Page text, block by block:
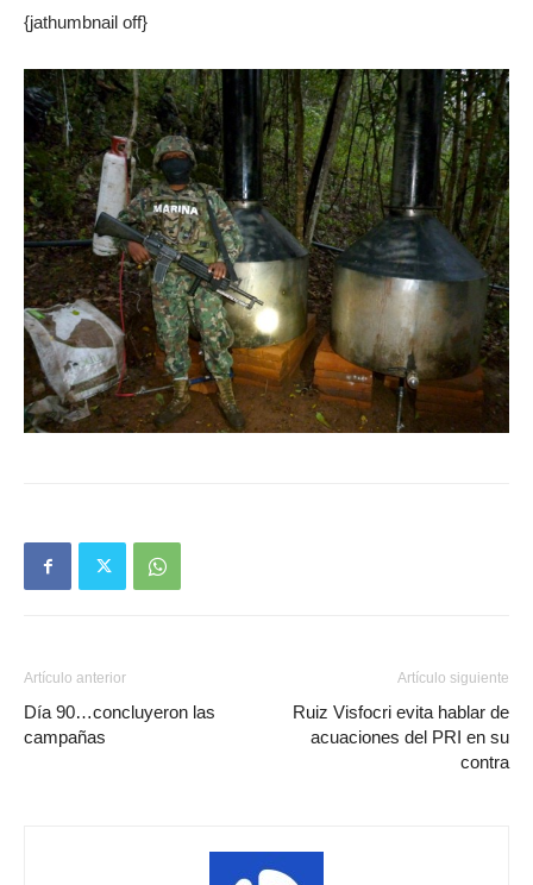
{jathumbnail off}
Artículo anterior
Día 90…concluyeron las
campañas
Artículo siguiente
Ruiz Visfocri evita hablar de
acuaciones del PRI en su
contra